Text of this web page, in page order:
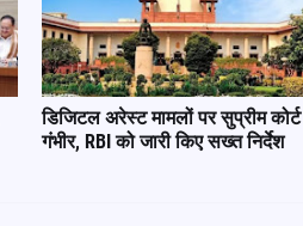
डिजिटल अरेस्ट मामलों पर सुप्रीम कोर्ट
गंभीर, RBI को जारी किए सख्त निर्देश